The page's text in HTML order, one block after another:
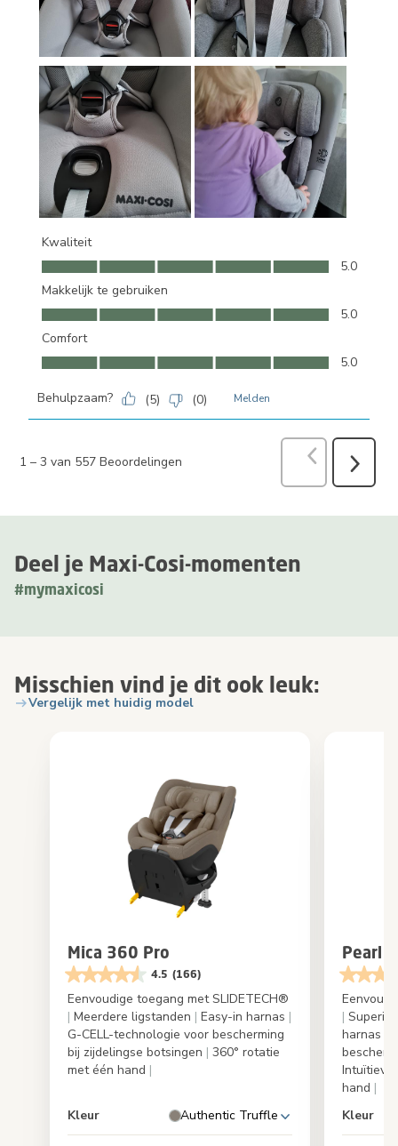
Deel je Maxi-Cosi-momenten
#mymaxicosi
Misschien vind je dit ook leuk:
Vergelijk met huidig model
Mica 360 Pro
4.5 (166)
Eenvoudige toegang met SLIDETECH®
| Meerdere ligstanden | Easy-in harnas |
G-CELL-technologie voor bescherming
bij zijdelingse botsingen | 360° rotatie
met één hand |
Kleur Authentic Truffle
Pearl
|
harnas
Intuïtieve
hand |
Kleur
Kwaliteit
Kwaliteit, 5.0 van 5
5.0
Makkelijk te gebruiken
Makkelijk te gebruiken, 5.0 van 5
5.0
Comfort
Comfort, 5.0 van 5
5.0
Behulpzaam? (5) (0) Melden
1 – 3 van 557 Beoordelingen Vorige